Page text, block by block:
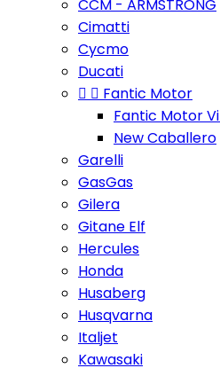
CCM - ARMSTRONG
Cimatti
Cycmo
Ducati
  Fantic Motor
Fantic Motor
New Caballero
Garelli
GasGas
Gilera
Gitane Elf
Hercules
Honda
Husaberg
Husqvarna
Italjet
Kawasaki